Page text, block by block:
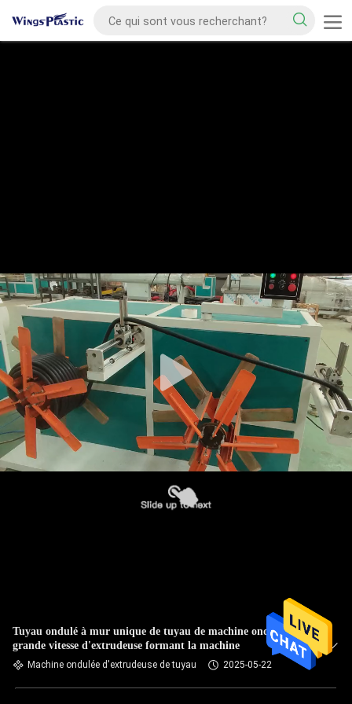
Tuyau ondulé à mur unique de tuyau de machine ondulée à
grande vitesse d'extrudeuse formant la machine
Machine ondulée d'extrudeuse de tuyau 2025-05-22